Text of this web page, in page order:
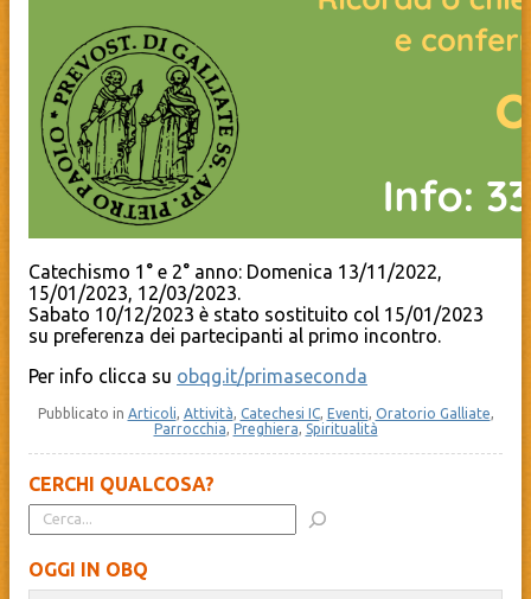
Catechismo 1° e 2° anno: Domenica 13/11/2022,
15/01/2023, 12/03/2023.
Sabato 10/12/2023 è stato sostituito col 15/01/2023
su preferenza dei partecipanti al primo incontro.
Per info clicca su obqg.it/primaseconda
Pubblicato in Articoli, Attività, Catechesi IC, Eventi, Oratorio Galliate,
Parrocchia, Preghiera, Spiritualità
CERCHI QUALCOSA?
OGGI IN OBQ